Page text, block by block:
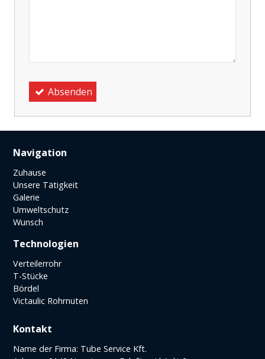
Absenden
Navigation
Zuhause
Unsere Tätigkeit
Galerie
Umweltschutz
Wunsch
Technologien
Verteilerrohr
T-Stücke
Bördel
Victaulic Rohrnuten
Kontakt
Name der Firma: Tube Service Kft.